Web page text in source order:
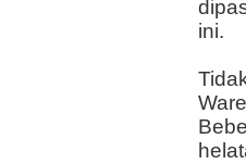
ini.